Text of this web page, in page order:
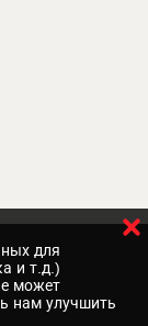
для
и т.д.)
может
нам улучшить